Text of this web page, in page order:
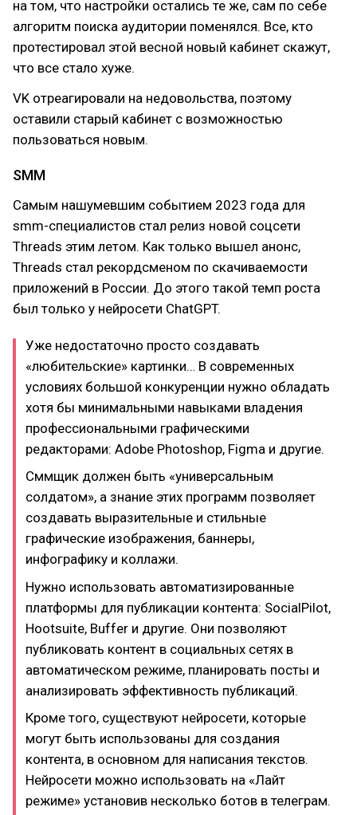
на том, что настройки остались те же, сам по себе
алгоритм поиска аудитории поменялся. Все, кто
протестировал этой весной новый кабинет скажут,
что все стало хуже.
VK отреагировали на недовольства, поэтому
оставили старый кабинет с возможностью
пользоваться новым.
SMM
Самым нашумевшим событием 2023 года для
smm-специалистов стал релиз новой соцсети
Threads этим летом. Как только вышел анонс,
Threads стал рекордсменом по скачиваемости
приложений в России. До этого такой темп роста
был только у нейросети ChatGPT.
Уже недостаточно просто создавать
«любительские» картинки… В современных
условиях большой конкуренции нужно обладать
хотя бы минимальными навыками владения
профессиональными графическими
редакторами: Adobe Photoshop, Figma и другие.
Сммщик должен быть «универсальным
солдатом», а знание этих программ позволяет
создавать выразительные и стильные
графические изображения, баннеры,
инфографику и коллажи.
Нужно использовать автоматизированные
платформы для публикации контента: SocialPilot,
Hootsuite, Buffer и другие. Они позволяют
публиковать контент в социальных сетях в
автоматическом режиме, планировать посты и
анализировать эффективность публикаций.
Кроме того, существуют нейросети, которые
могут быть использованы для создания
контента, в основном для написания текстов.
Нейросети можно использовать на «Лайт
режиме» установив несколько ботов в телеграм.